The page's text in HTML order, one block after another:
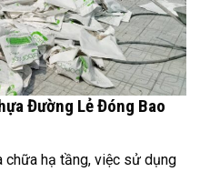
Đường Lẻ Đóng Bao
hạ tầng, việc sử dụng